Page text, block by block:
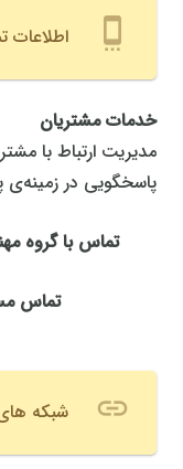
settings_cell اطلاعات
خدمات مشتریان
مدیریت ارتباط با
پاسخگویی در زمینه‌ی
تماس با گروه
تماس
link شبکه